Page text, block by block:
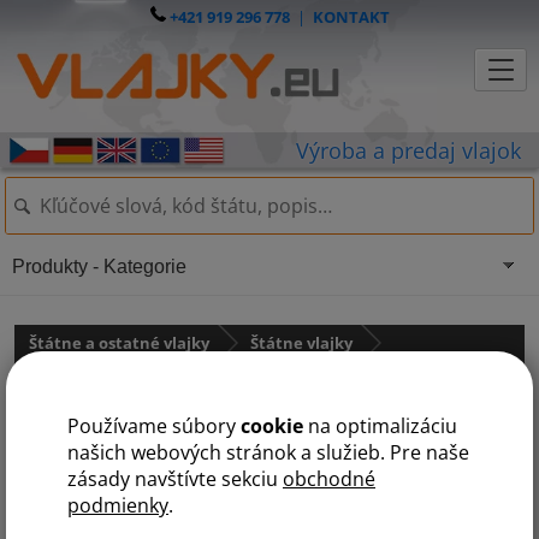
Používame súborycookie na optimalizáciu
našich webových stránok a služieb. Pre naše
zásady navštívte sekciu obchodné
podmienky.
+421 919 296 778| KONTAKT
Štátne a ostatné vlajky
Štátne vlajky
A B Č D E G J K L M N R S T U Z
Produkty - Kategorie